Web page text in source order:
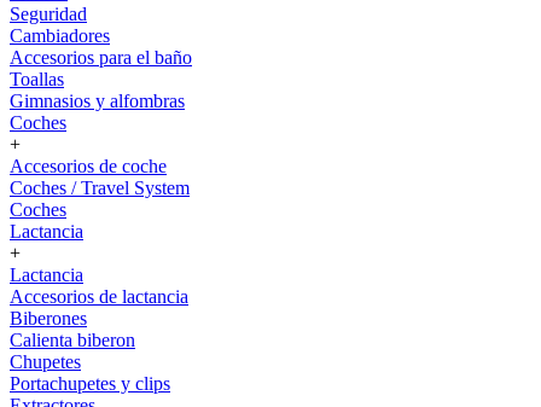
Seguridad
Cambiadores
Accesorios para el baño
Toallas
Gimnasios y alfombras
Coches
+
Accesorios de coche
Coches / Travel System
Coches
Lactancia
+
Lactancia
Accesorios de lactancia
Biberones
Calienta biberon
Chupetes
Portachupetes y clips